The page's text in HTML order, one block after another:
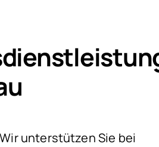
Wir unterstützen Sie bei